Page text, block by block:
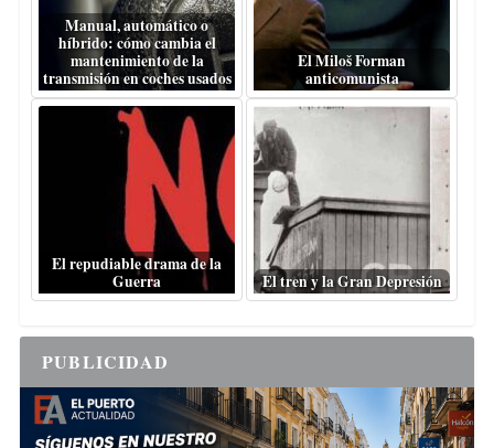
Manual, automático o
híbrido: cómo cambia el
mantenimiento de la
transmisión en coches usados
El Miloš Forman
anticomunista
El repudiable drama de la
Guerra
El tren y la Gran Depresión
PUBLICIDAD